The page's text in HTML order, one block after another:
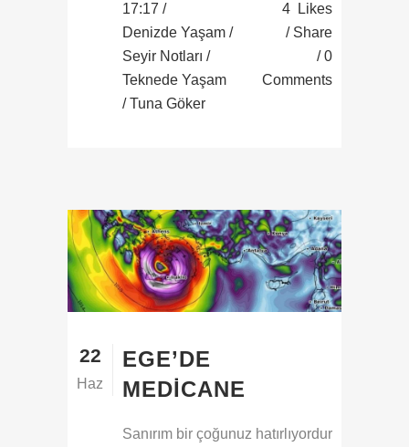
17:17 /
Denizde Yaşam /
Seyir Notları /
Teknede Yaşam
/ Tuna Göker
4
Likes
Share
0
Comments
22
Haz
EGE’DE
MEDICANE
Sanırım bir çoğunuz hatırlıyordur